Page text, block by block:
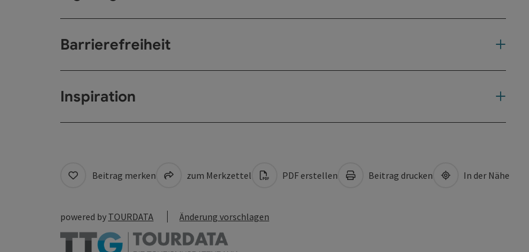
Barrierefreiheit
Inspiration
Beitrag merken zum Merkzettel PDF erstellen Beitrag drucken In der Nähe
powered by TOURDATA Änderung vorschlagen